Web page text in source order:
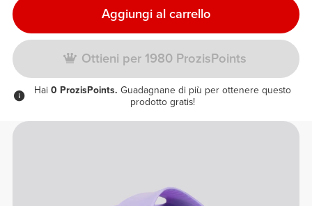
Aggiungi al carrello
Ottieni per 1980 ProzisPoints
Hai 0 ProzisPoints. Guadagnane di più per ottenere questo
prodotto gratis!